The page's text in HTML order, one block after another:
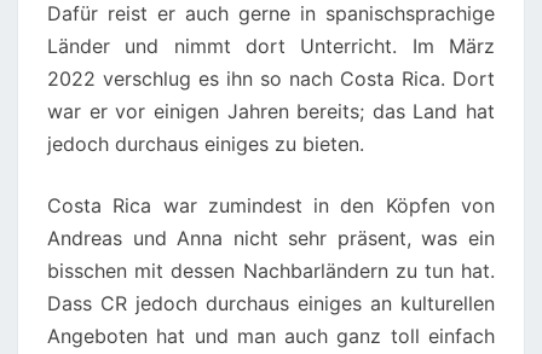
Dafür reist er auch gerne in spanischsprachige
Länder und nimmt dort Unterricht. Im März
2022 verschlug es ihn so nach Costa Rica. Dort
war er vor einigen Jahren bereits; das Land hat
jedoch durchaus einiges zu bieten.
Costa Rica war zumindest in den Köpfen von
Andreas und Anna nicht sehr präsent, was ein
bisschen mit dessen Nachbarländern zu tun hat.
Dass CR jedoch durchaus einiges an kulturellen
Angeboten hat und man auch ganz toll einfach